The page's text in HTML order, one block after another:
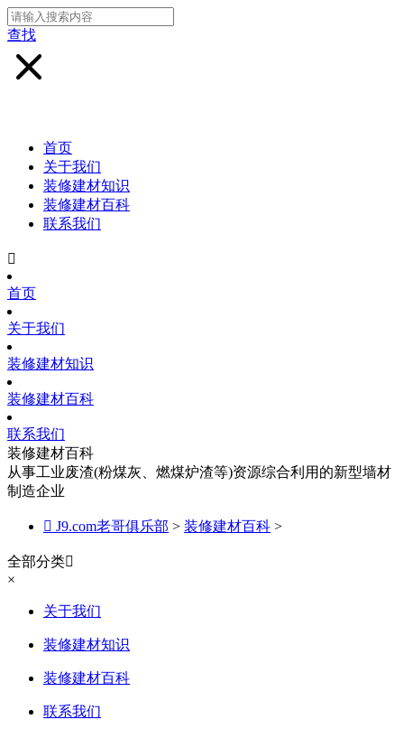
查找
首页
关于我们
装修建材知识
装修建材百科
联系我们

首页
关于我们
装修建材知识
装修建材百科
联系我们
装修建材百科
从事工业废渣(粉煤灰、燃煤炉渣等)资源综合利用的新型墙材
制造企业
 J9.com老哥俱乐部 > 装修建材百科 >
全部分类
×
关于我们
装修建材知识
装修建材百科
联系我们